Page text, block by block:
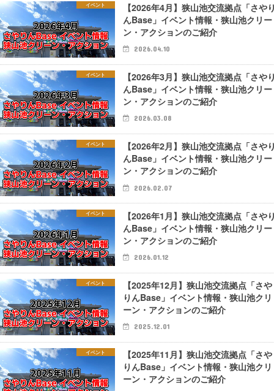
イベント
【2026年4月】狭山池交流拠点「さや
んBase」イベント情報・狭山池クリー
ン・アクションのご紹介
2026.04.10
イベント
【2026年3月】狭山池交流拠点「さや
んBase」イベント情報・狭山池クリー
ン・アクションのご紹介
2026.03.08
イベント
【2026年2月】狭山池交流拠点「さや
んBase」イベント情報・狭山池クリー
ン・アクションのご紹介
2026.02.07
イベント
【2026年1月】狭山池交流拠点「さや
んBase」イベント情報・狭山池クリー
ン・アクションのご紹介
2026.01.12
イベント
【2025年12月】狭山池交流拠点「さや
りんBase」イベント情報・狭山池クリ
ーン・アクションのご紹介
2025.12.01
イベント
【2025年11月】狭山池交流拠点「さや
りんBase」イベント情報・狭山池クリ
ーン・アクションのご紹介